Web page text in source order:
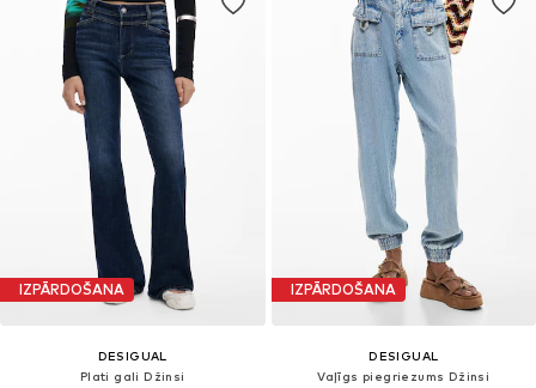
IZPĀRDOŠANA
DESIGUAL
Plati gali Džinsi
IZPĀRDOŠANA
DESIGUAL
Vaļīgs piegriezums Džinsi